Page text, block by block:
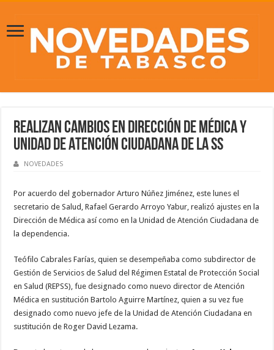
Realizan cambios en Dirección de Médica y
Unidad de Atención Ciudadana de la SS
NOVEDADES
Por acuerdo del gobernador Arturo Núñez Jiménez, este lunes el
secretario de Salud, Rafael Gerardo Arroyo Yabur, realizó ajustes en la
Dirección de Médica así como en la Unidad de Atención Ciudadana de
la dependencia.
Teófilo Cabrales Farías, quien se desempeñaba como subdirector de
Gestión de Servicios de Salud del Régimen Estatal de Protección Social
en Salud (REPSS), fue designado como nuevo director de Atención
Médica en sustitución Bartolo Aguirre Martínez, quien a su vez fue
designado como nuevo jefe de la Unidad de Atención Ciudadana en
sustitución de Roger David Lezama.